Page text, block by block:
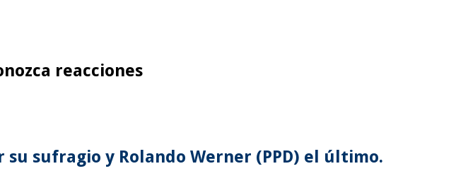
reacciones
sufragio y Rolando Werner (PPD) el último.